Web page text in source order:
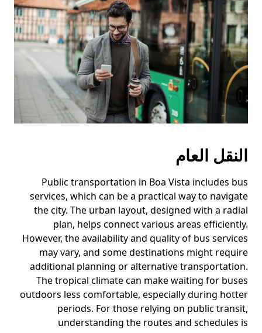
النقل العام
Public transportation in Boa Vista includes bus
services, which can be a practical way to navigate
the city. The urban layout, designed with a radial
plan, helps connect various areas efficiently.
However, the availability and quality of bus services
may vary, and some destinations might require
additional planning or alternative transportation.
The tropical climate can make waiting for buses
outdoors less comfortable, especially during hotter
periods. For those relying on public transit,
understanding the routes and schedules is